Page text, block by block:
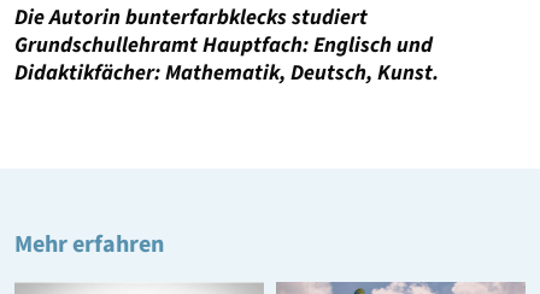
Die Autorin bunterfarbklecks studiert
Grundschullehramt Hauptfach: Englisch und
Didaktikfächer: Mathematik, Deutsch, Kunst.
Mehr erfahren